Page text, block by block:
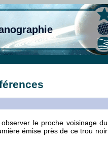
le proche voisinage du
émise près de ce trou noir